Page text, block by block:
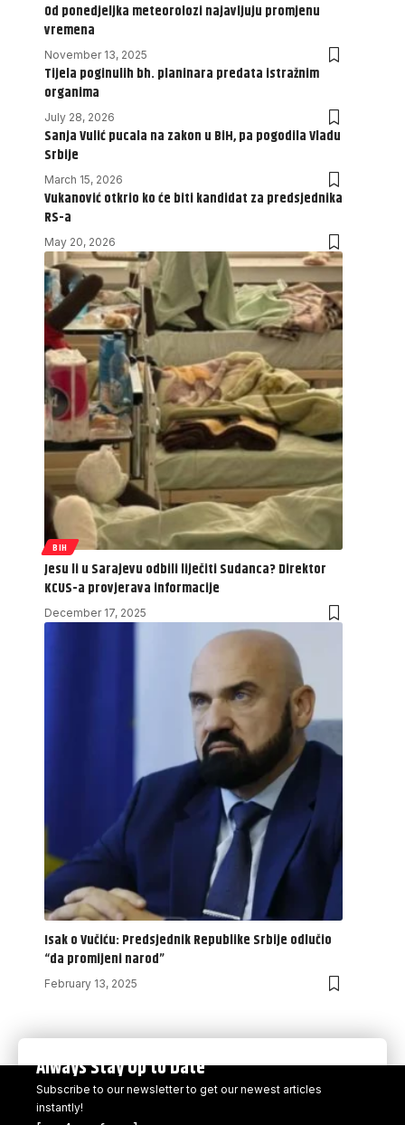
Od ponedjeljka meteorolozi najavljuju promjenu
vremena
November 13, 2025
Tijela poginulih bh. planinara predata istražnim
organima
July 28, 2026
Sanja Vulić pucala na zakon u BiH, pa pogodila Vladu
Srbije
March 15, 2026
Vukanović otkrio ko će biti kandidat za predsjednika
RS-a
May 20, 2026
BIH
Jesu li u Sarajevu odbili liječiti Sudanca? Direktor
KCUS-a provjerava informacije
December 17, 2025
Isak o Vučiću: Predsjednik Republike Srbije odlučio
“da promijeni narod”
February 13, 2025
Always Stay Up to Date
Subscribe to our newsletter to get our newest articles
instantly!